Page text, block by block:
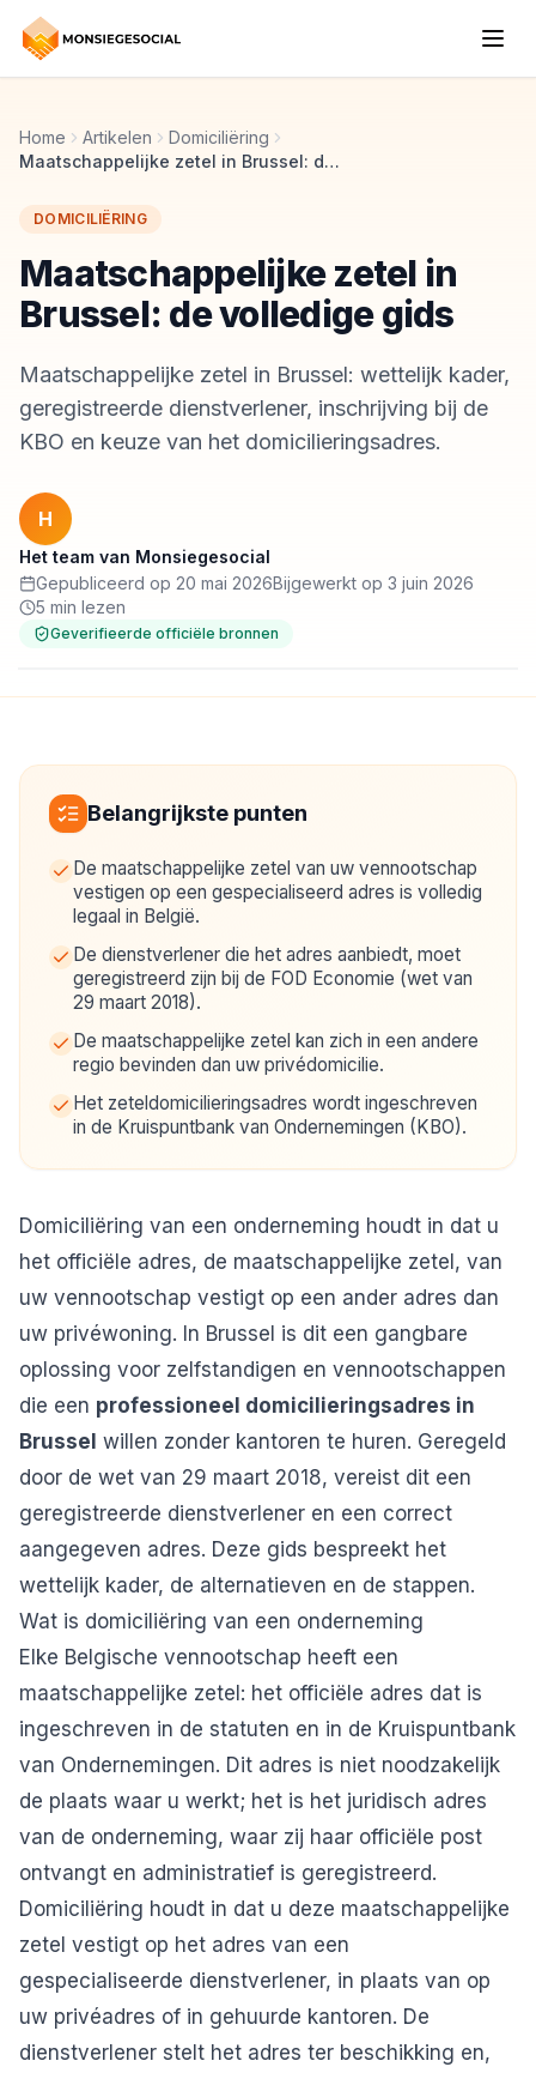
Home Artikelen
Domiciliëring
Maatschappelijke zetel in Brussel: de volledige gids
DOMICILIËRING
Maatschappelijke zetel in
Brussel: de volledige gids
Maatschappelijke zetel in Brussel: wettelijk kader,
geregistreerde dienstverlener, inschrijving bij de
KBO en keuze van het domicilieringsadres.
H
Het team van Monsiegesocial
Gepubliceerd op 20 mai 2026Bijgewerkt op 3 juin 2026
5 min lezen
Geverifieerde officiële bronnen
Belangrijkste punten
De maatschappelijke zetel van uw vennootschap
vestigen op een gespecialiseerd adres is volledig
legaal in België.
De dienstverlener die het adres aanbiedt, moet
geregistreerd zijn bij de FOD Economie (wet van
29 maart 2018).
De maatschappelijke zetel kan zich in een andere
regio bevinden dan uw privédomicilie.
Het zeteldomicilieringsadres wordt ingeschreven
in de Kruispuntbank van Ondernemingen (KBO).
Domiciliëring van een onderneming houdt in dat u
het officiële adres, de maatschappelijke zetel, van
uw vennootschap vestigt op een ander adres dan
uw privéwoning. In Brussel is dit een gangbare
oplossing voor zelfstandigen en vennootschappen
die een professioneel domicilieringsadres in
Brussel willen zonder kantoren te huren. Geregeld
door de wet van 29 maart 2018, vereist dit een
geregistreerde dienstverlener en een correct
aangegeven adres. Deze gids bespreekt het
wettelijk kader, de alternatieven en de stappen.
Wat is domiciliëring van een onderneming
Elke Belgische vennootschap heeft een
maatschappelijke zetel: het officiële adres dat is
ingeschreven in de statuten en in de Kruispuntbank
van Ondernemingen. Dit adres is niet noodzakelijk
de plaats waar u werkt; het is het juridisch adres
van de onderneming, waar zij haar officiële post
ontvangt en administratief is geregistreerd.
Domiciliëring houdt in dat u deze maatschappelijke
zetel vestigt op het adres van een
gespecialiseerde dienstverlener, in plaats van op
uw privéadres of in gehuurde kantoren. De
dienstverlener stelt het adres ter beschikking en,